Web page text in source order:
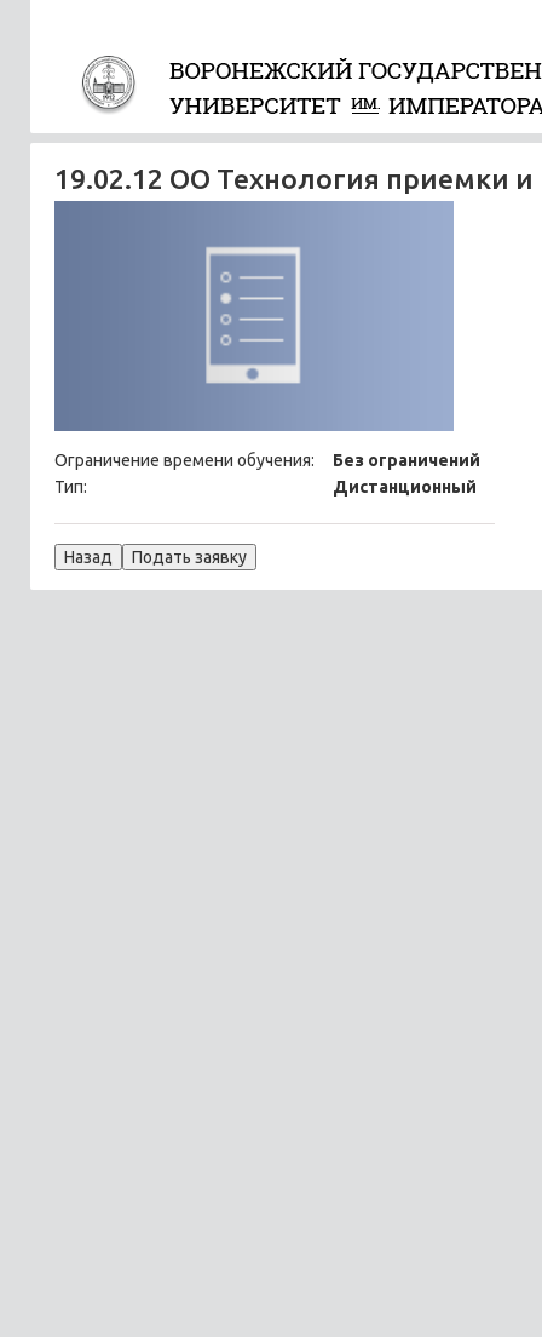
19.02.12 ОО Технология приемки
Ограничение времени обучения:
Без ограничений
Тип:
Дистанционный